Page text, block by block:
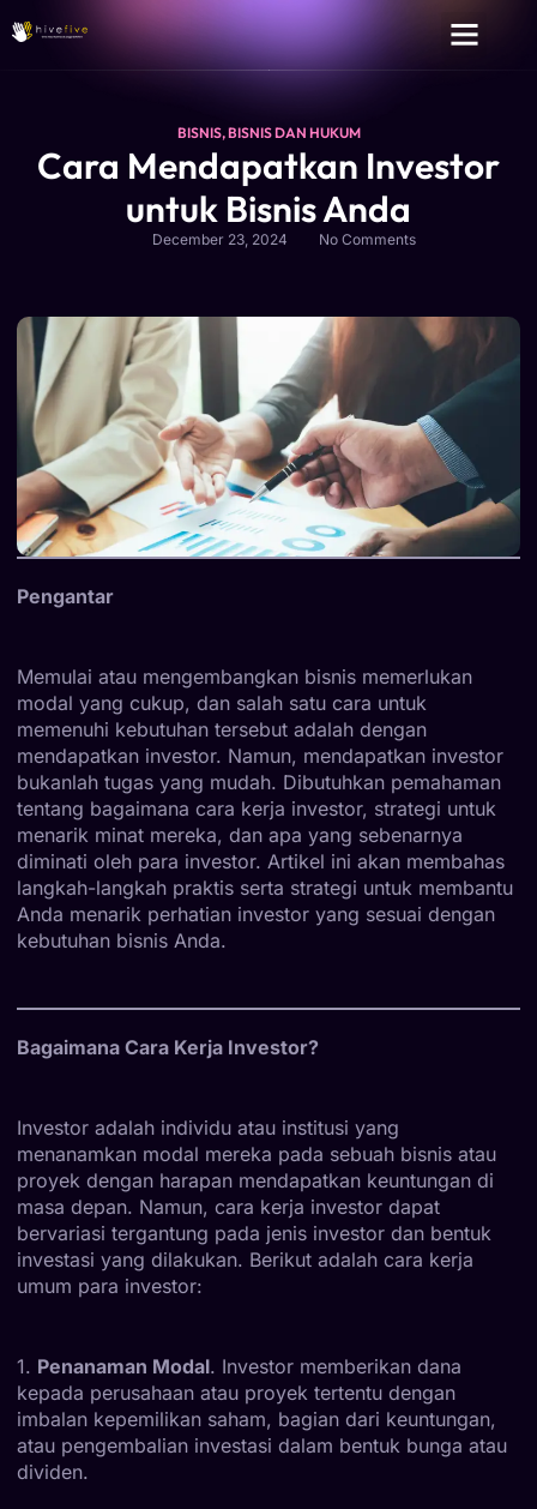
BISNIS,BISNIS DAN HUKUM
Cara Mendapatkan Investor
untuk Bisnis Anda
December 23, 2024 No Comments
Pengantar
Memulai atau mengembangkan bisnis memerlukan
modal yang cukup, dan salah satu cara untuk
memenuhi kebutuhan tersebut adalah dengan
mendapatkan investor. Namun, mendapatkan investor
bukanlah tugas yang mudah. Dibutuhkan pemahaman
tentang bagaimana cara kerja investor, strategi untuk
menarik minat mereka, dan apa yang sebenarnya
diminati oleh para investor. Artikel ini akan membahas
langkah-langkah praktis serta strategi untuk membantu
Anda menarik perhatian investor yang sesuai dengan
kebutuhan bisnis Anda.
Bagaimana Cara Kerja Investor?
Investor adalah individu atau institusi yang
menanamkan modal mereka pada sebuah bisnis atau
proyek dengan harapan mendapatkan keuntungan di
masa depan. Namun, cara kerja investor dapat
bervariasi tergantung pada jenis investor dan bentuk
investasi yang dilakukan. Berikut adalah cara kerja
umum para investor:
1. Penanaman Modal. Investor memberikan dana
kepada perusahaan atau proyek tertentu dengan
imbalan kepemilikan saham, bagian dari keuntungan,
atau pengembalian investasi dalam bentuk bunga atau
dividen.